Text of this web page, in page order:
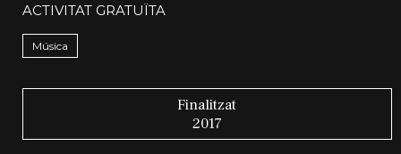
ACTIVITAT GRATUÏTA
Música
Finalitzat
2017